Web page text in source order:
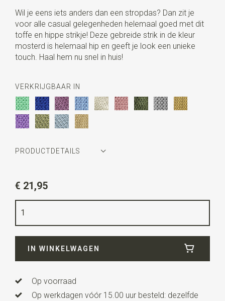
Wil je eens iets anders dan een stropdas? Dan zit je
voor alle casual gelegenheden helemaal goed met dit
toffe en hippe strikje! Deze gebreide strik in de kleur
mosterd is helemaal hip en geeft je look een unieke
touch. Haal hem nu snel in huis!
VERKRIJGBAAR IN
PRODUCTDETAILS
mosterd
Kwaliteit
Lengte11 cm
verstelbaar bandje.
€ 21,95
IN WINKELWAGEN
Op voorraad
Op werkdagen vóór 15.00 uur besteld: dezelfde